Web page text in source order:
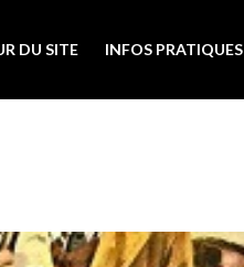
DU SITE INFOS PRATIQUES